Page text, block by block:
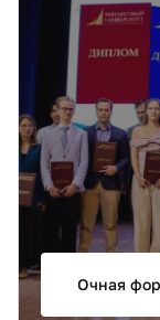
Программа
технологиями
Финансового
программы,
российского
Очная